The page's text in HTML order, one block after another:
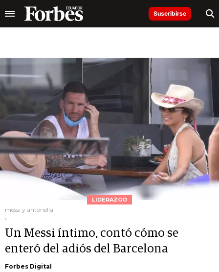
Suscribirse
LIDERAZGO
messi y antonella
.
Un Messi íntimo, contó cómo se
enteró del adiós del Barcelona
Forbes Digital